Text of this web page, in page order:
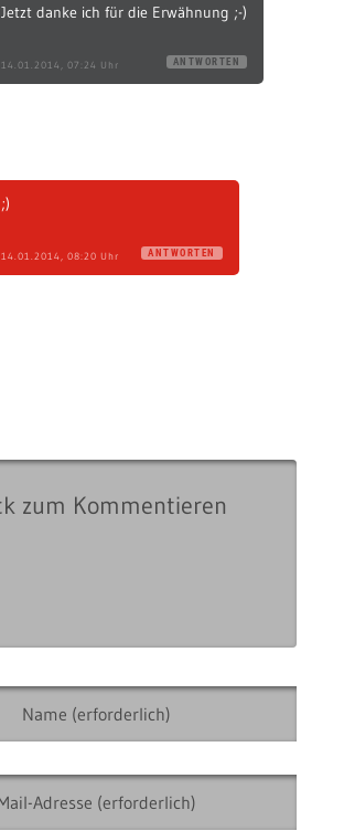
Jetzt danke ich für die Erwähnung ;-)
14.01.2014, 07:24 Uhr ANTWORTEN
;)
14.01.2014, 08:20 Uhr ANTWORTEN